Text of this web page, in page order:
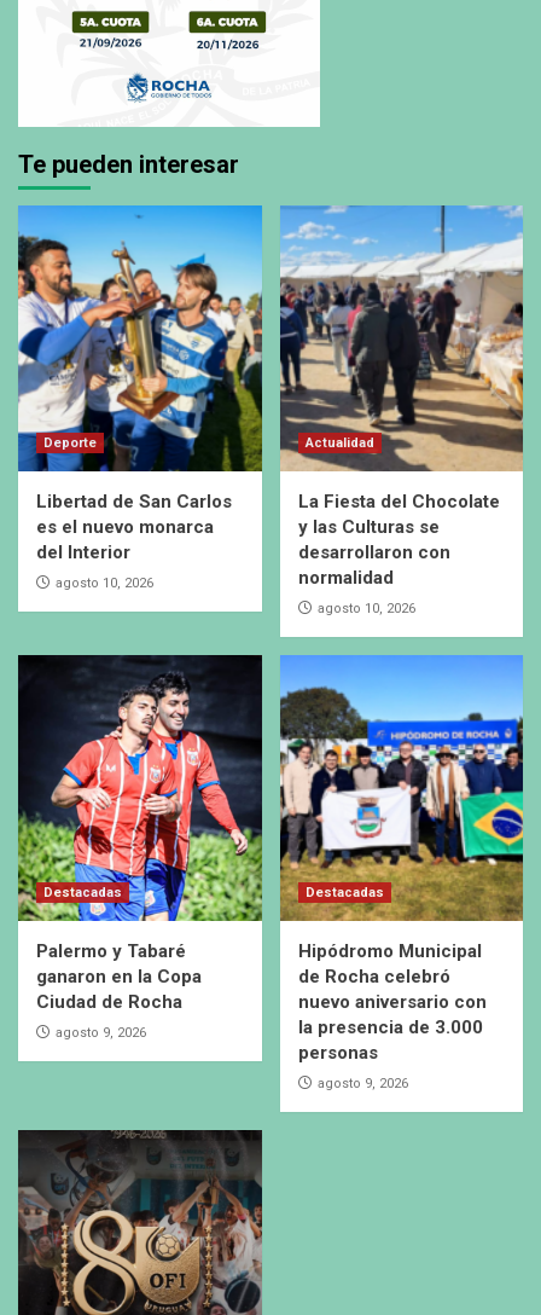
Te pueden interesar
Deporte
Libertad de San Carlos
es el nuevo monarca
del Interior
agosto 10, 2026
Actualidad
La Fiesta del Chocolate
y las Culturas se
desarrollaron con
normalidad
agosto 10, 2026
Destacadas
Palermo y Tabaré
ganaron en la Copa
Ciudad de Rocha
agosto 9, 2026
Destacadas
Hipódromo Municipal
de Rocha celebró
nuevo aniversario con
la presencia de 3.000
personas
agosto 9, 2026